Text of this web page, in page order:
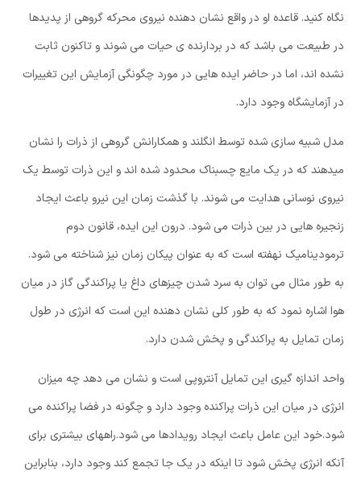
نگاه کنید. قاعده او در واقع نشان دهنده نیروی محرکه گروهی از پدیدها
در طبیعت می باشد که در بردارنده ی حیات می شوند و تاکنون ثابت
نشده اند، اما در حاضر ایده هایی در مورد چگونگی آزمایش این تغییرات
در آزمایشگاه وجود دارد.
مدل شبیه سازی شده توسط انگلند و همکارانش گروهی از ذرات را نشان
میدهند که در یک مایع چسبناک محدود شده اند و این ذرات توسط یک
نیروی نوسانی هدایت می شوند. با گذشت زمان این نیرو باعث ایجاد
زنجیره هایی در بین ذرات می شود. درون این ایده، قانون دوم
ترمودینامیک نهفته است که به عنوان پیکان زمان نیز شناخته می شود.
به طور مثال می توان به سرد شدن چیزهای داغ یا پراکندگی گاز در میان
هوا اشاره نمود که به طور کلی نشان دهنده این است که انرژی در طول
زمان تمایل به پراکندگی و پخش شدن دارد.
واحد اندازه گیری این تمایل آنتروپی است و نشان می دهد چه میزان
انرژی در میان این ذرات پراکنده وجود دارد و چگونه در فضا پراکنده می
شود.خود این عامل باعث ایجاد رویدادها می شود.راههای بیشتری برای
آنکه انرژی پخش شود تا اینکه در یک جا تجمع کند وجود دارد، بنابراین